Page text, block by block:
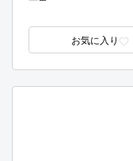
お気に入り